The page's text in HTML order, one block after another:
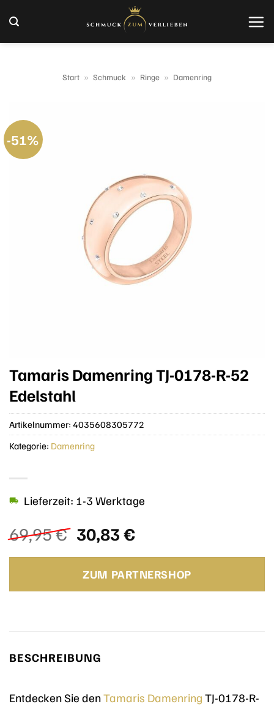
Inhalt
springen
Start » Schmuck » Ringe » Damenring
-51%
Tamaris Damenring TJ-0178-R-52
Edelstahl
69,95€ Ursprünglicher
Preis
war:
69,95 €
30,83€Aktueller
ist:
30,83 €.
Lieferzeit: 1-3 Werktage
ZUM PARTNERSHOP
Artikelnummer: 4035608305772
Kategorie: Damenring
BESCHREIBUNG
Entdecken Sie denTamaris Damenring TJ-0178-R-